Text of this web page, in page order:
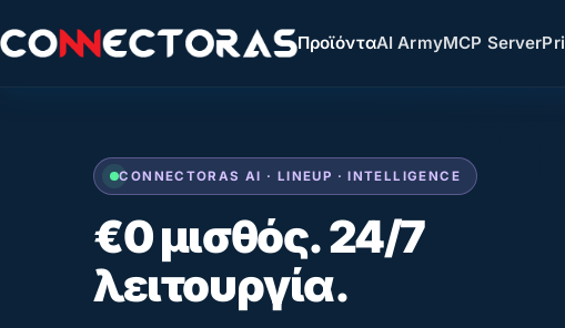
ΠροϊόνταAI ArmyMCP Server
CONNECTORAS AI · LINEUP · INTELLIGENCE
€0 μισθός.24/7
λειτουργία.